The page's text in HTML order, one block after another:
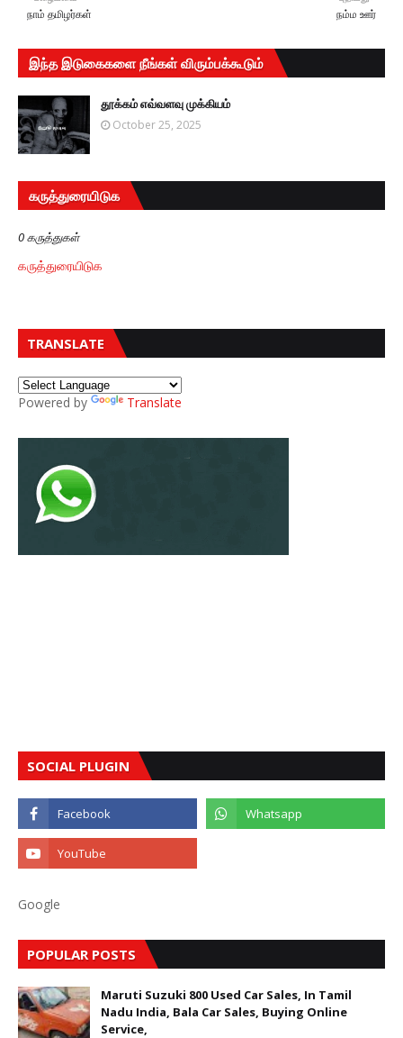
நம்ம ஊர்
நாம் தமிழர்கள்
இந்த இடுகைகளை நீங்கள் விரும்பக்கூடும்
தூக்கம் எவ்வளவு முக்கியம்
October 25, 2025
கருத்துரையிடுக
0 கருத்துகள்
கருத்துரையிடுக
TRANSLATE
Powered by Translate
SOCIAL PLUGIN
Google
POPULAR POSTS
Maruti Suzuki 800 Used Car Sales, In Tamil
Nadu India, Bala Car Sales, Buying Online
Service,